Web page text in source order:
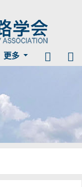
临时公示 信息公开
更多